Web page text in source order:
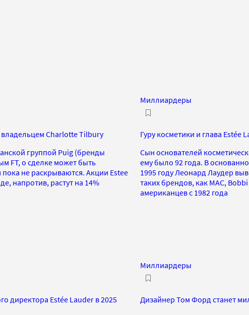
владельцем Charlotte Tilbury
группой Puig (бренды
FT, о сделке может быть
не раскрываются. Акции Estee
напротив, растут на 14%
Миллиардеры
Гуру косметики и глава Estée
Сын основателей
ему было 92 года. В
1995 году Леонард Лаудер
таких брендов, как MAC,
американцев с 1982 года
директора Estée Lauder в 2025
Миллиардеры
Дизайнер Том Форд станет